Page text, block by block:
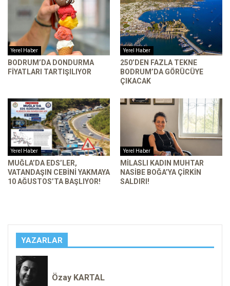
Yerel Haber
BODRUM’DA DONDURMA
FIYATLARI TARTIŞILIYOR
Yerel Haber
250’DEN FAZLA TEKNE
BODRUM’DA GÖRÜCÜYE
ÇIKACAK
Yerel Haber
MUĞLA’DA EDS’LER,
VATANDAŞIN CEBINI YAKMAYA
10 AĞUSTOS’TA BAŞLIYOR!
Yerel Haber
MILASLI KADIN MUHTAR
NASIBE BOĞA’YA ÇIRKIN
SALDIRI!
YAZARLAR
Özay KARTAL